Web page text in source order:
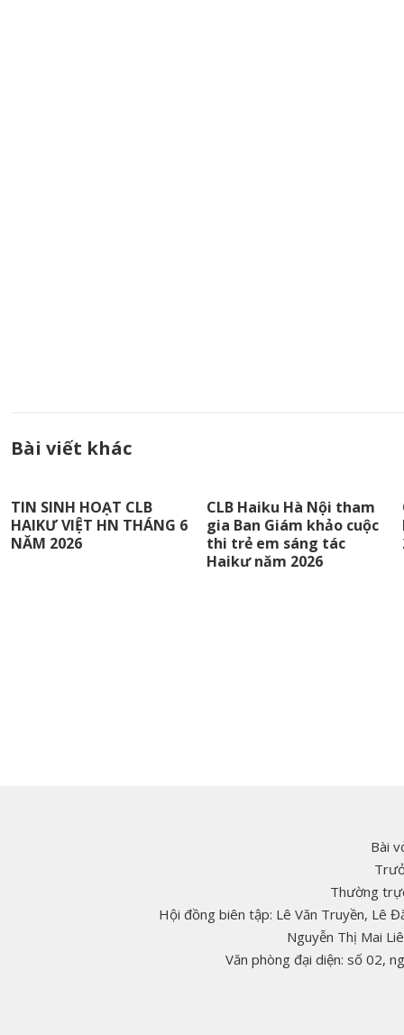
Bài viết khác
TIN SINH HOẠT CLB
HAIKƯ VIỆT HN THÁNG 6
NĂM 2026
CLB Haiku Hà Nội tham
gia Ban Giám khảo cuộc
thi trẻ em sáng tác
Haikư năm 2026
Bài
Thường
Hội đồng biên tập: Lê Văn Truyền, Lê
Nguyễn Thị Mai
Văn phòng đại diện: số 02,